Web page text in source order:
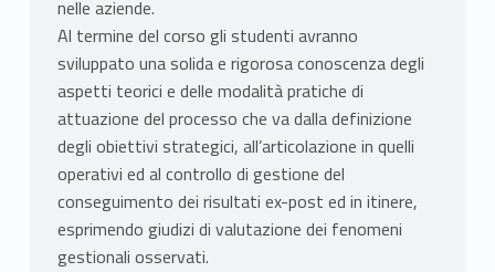
nelle aziende.
Al termine del corso gli studenti avranno
sviluppato una solida e rigorosa conoscenza degli
aspetti teorici e delle modalità pratiche di
attuazione del processo che va dalla definizione
degli obiettivi strategici, all’articolazione in quelli
operativi ed al controllo di gestione del
conseguimento dei risultati ex-post ed in itinere,
esprimendo giudizi di valutazione dei fenomeni
gestionali osservati.